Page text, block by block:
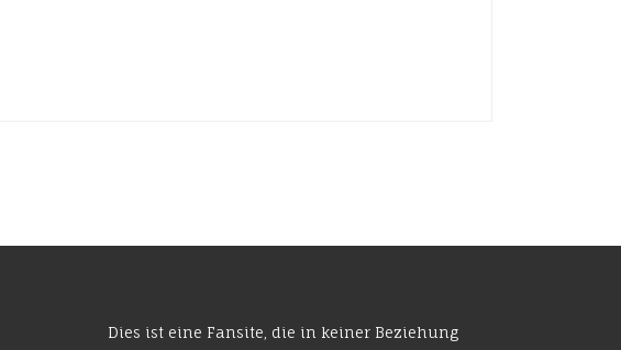
Dies ist eine Fansite, die in keiner Beziehung